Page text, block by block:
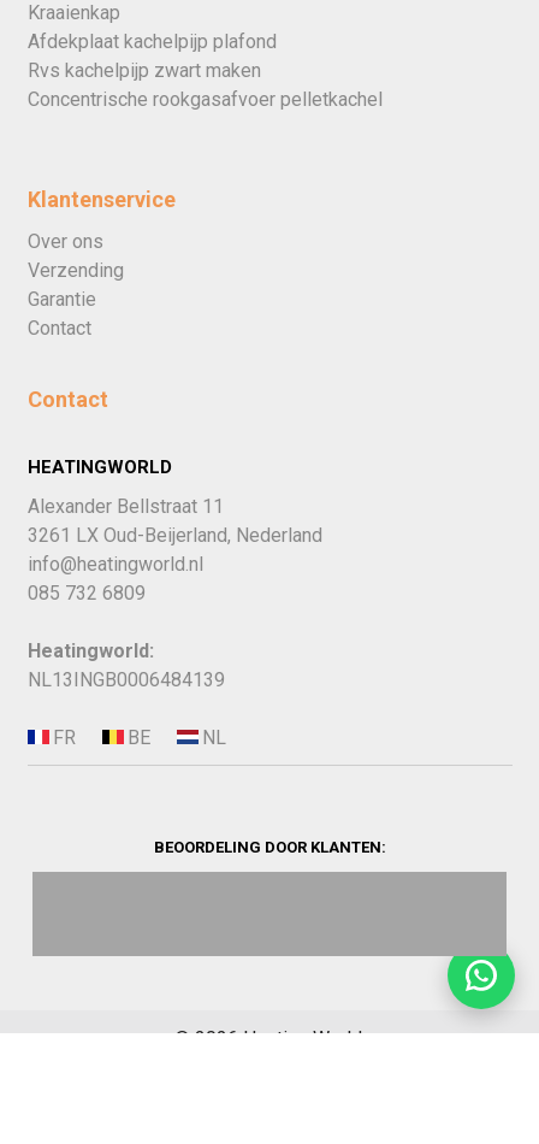
Kraaienkap
Afdekplaat kachelpijp plafond
Rvs kachelpijp zwart maken
Concentrische rookgasafvoer pelletkachel
Klantenservice
Over ons
Verzending
Garantie
Contact
Contact
HEATINGWORLD
Alexander Bellstraat 11
3261 LX Oud-Beijerland, Nederland
info@heatingworld.nl
085 732 6809
Heatingworld:
NL13INGB0006484139
BEOORDELING DOOR KLANTEN:
©2026Heating World.